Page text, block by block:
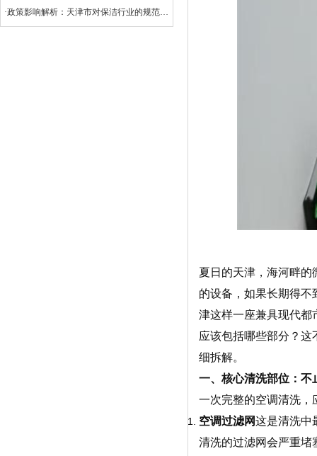
·政策影响解析：天津市对保洁行业的规范与扶持
夏日的天津，海河畔的
的设备，如果长期得
津这样一座兼具现代都
应该包括哪些部分？
细拆解。
一、核心清洗部位：不
一次完整的空调清洗，
空调过滤网这是清洗中
清洗的过滤网会严重堵